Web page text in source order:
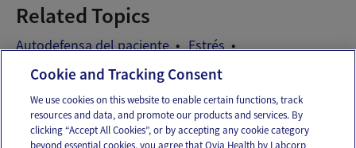
Related Topics
Autodefensa del paciente
Estrés
Fertilidad y salud mental
Manejo del estrés
Email Text
Cookie and Tracking Consent
We use cookies on this website to enable certain functions, track
resources and data, and promote our products and services. By
clicking “Accept All Cookies”, or by accepting any cookie category
beyond essential cookies, you agree that Ovia Health by Labcorp